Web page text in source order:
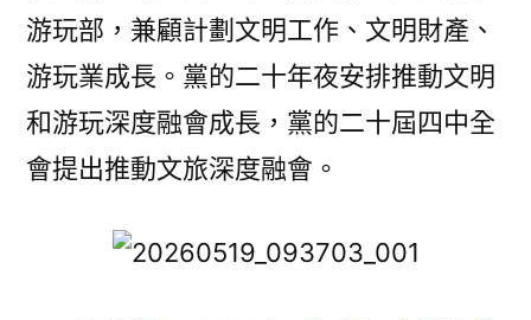
游玩部，兼顧計劃文明工作、文明財產、
游玩業成長。黨的二十年夜安排推動文明
和游玩深度融會成長，黨的二十屆四中全
會提出推動文旅深度融會。